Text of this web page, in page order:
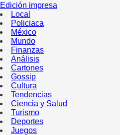
Edición impresa
Local
Policiaca
México
Mundo
Finanzas
Análisis
Cartones
Gossip
Cultura
Tendencias
Ciencia y Salud
Turismo
Deportes
Juegos